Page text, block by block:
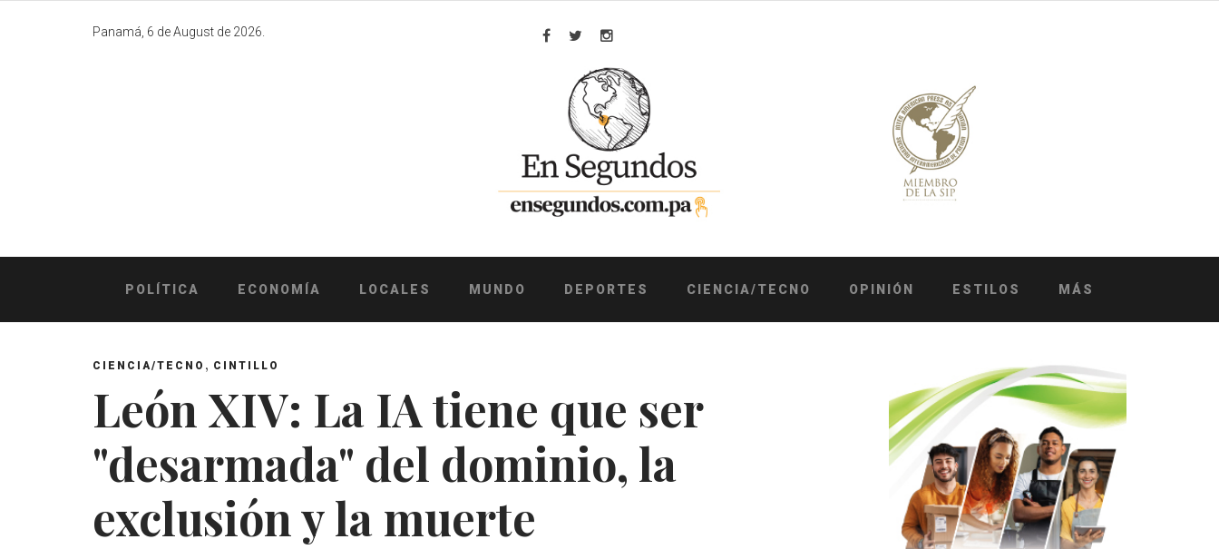
Panamá, 6 de August de 2026.
Facebook
TwitterInstagram
POLÍTICA ECONOMÍA LOCALES MUNDO DEPORTES CIENCIA/TECNO OPINIÓN ESTILOS MÁS
CIENCIA/TECNO , CINTILLO
León XIV: La IA tiene que ser
"desarmada" del dominio, la
exclusión y la muerte